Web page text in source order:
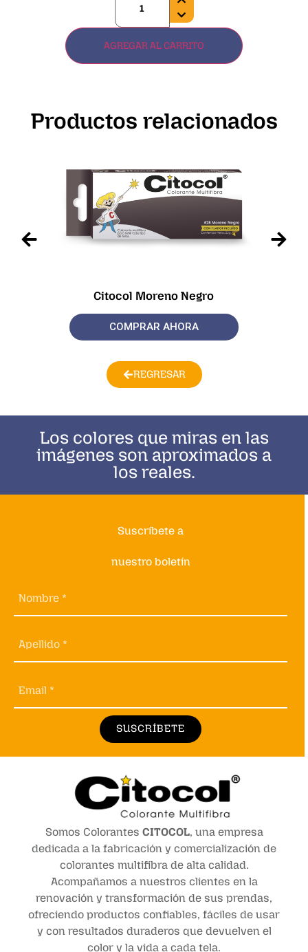
AGREGAR AL CARRITO
Productos relacionados
Citocol Moreno Negro
COMPRAR AHORA
REGRESAR
Los colores que miras en las
imágenes son aproximados a
los reales.
Suscríbete a
nuestro boletín
Nombre *
Apellido *
Email *
SUSCRÍBETE
Somos Colorantes CITOCOL, una empresa
dedicada a la fabricación y comercialización de
colorantes multifibra de alta calidad.
Acompañamos a nuestros clientes en la
renovación y transformación de sus prendas,
ofreciendo productos confiables, fáciles de usar
y con resultados duraderos que devuelven el
color y la vida a cada tela.